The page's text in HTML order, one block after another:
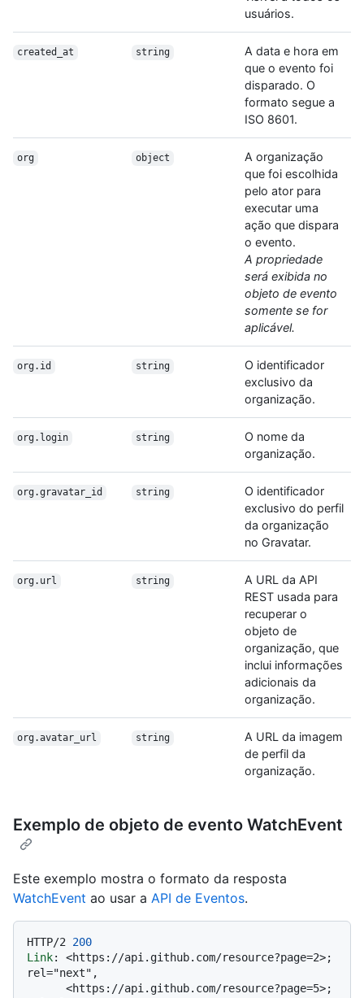
usuários.
created_at string
A data e hora em
que o evento foi
disparado. O
formato segue a
ISO 8601.
org object
A organização
que foi escolhida
pelo ator para
executar uma
ação que dispara
o evento.
A propriedade
será exibida no
objeto de evento
somente se for
aplicável.
org.id string
O identificador
exclusivo da
organização.
org.login string
O nome da
organização.
org.gravatar_id string
O identificador
exclusivo do perfil
da organização
no Gravatar.
org.url string
A URL da API
REST usada para
recuperar o
objeto de
organização, que
inclui informações
adicionais da
organização.
org.avatar_url string
A URL da imagem
de perfil da
organização.
Exemplo de objeto de evento WatchEvent
Este exemplo mostra o formato da resposta
WatchEvent ao usar a API de Eventos.
HTTP/2
200
Link: <https://api.github.com/resource?page=2>;
rel="next",